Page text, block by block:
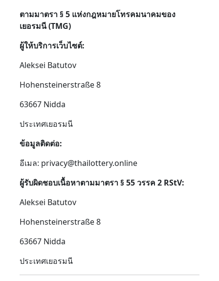
ตามมาตรา § 5 แห่งกฎหมายโทรคมนาคมของ
เยอรมนี (TMG)
ผู้ให้บริการเว็บไซต์:
Aleksei Batutov
Hohensteinerstraße 8
63667 Nidda
ประเทศเยอรมนี
ข้อมูลติดต่อ:
อีเมล: privacy@thailottery.online
ผู้รับผิดชอบเนื้อหาตามมาตรา § 55 วรรค 2 RStV:
Aleksei Batutov
Hohensteinerstraße 8
63667 Nidda
ประเทศเยอรมนี